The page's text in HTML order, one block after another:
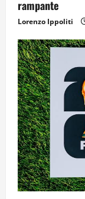
rampante
Lorenzo Ippoliti